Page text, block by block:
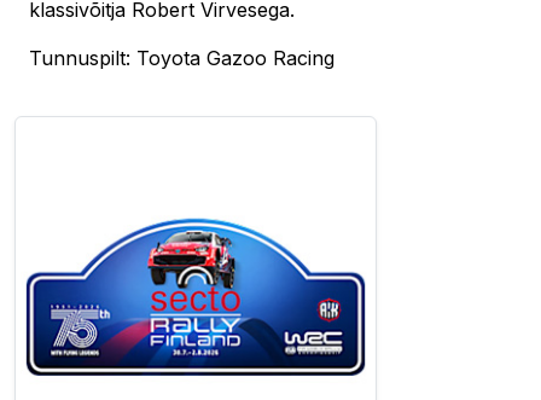
klassivõitja Robert Virvesega.
Tunnuspilt: Toyota Gazoo Racing